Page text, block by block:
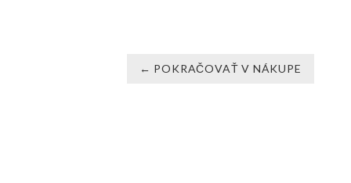
← POKRAČOVAŤ V NÁKUPE